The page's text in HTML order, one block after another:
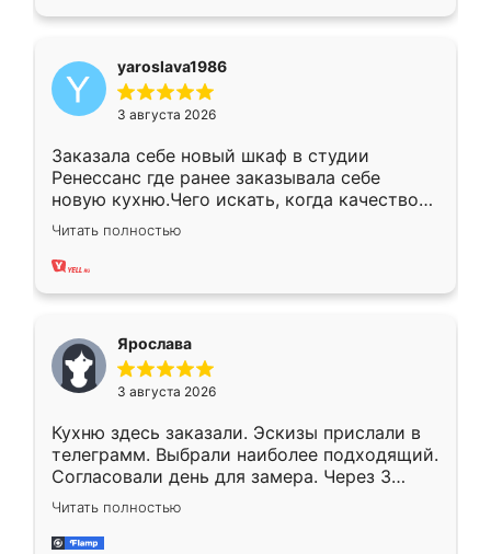
yaroslava1986
3 августа 2026
Заказала себе новый шкаф в студии
Ренессанс где ранее заказывала себе
новую кухню.Чего искать, когда качеством
вполне довольна. Служит кухня уже почти
два года, нареканий нет.
Читать полностью
Ярослава
3 августа 2026
Кухню здесь заказали. Эскизы прислали в
телеграмм. Выбрали наиболее подходящий.
Согласовали день для замера. Через 3
недели кухня была уже готова. Остались
довольны работой. Спасибо Ренессанс
мебель за качественную работу!
Читать полностью